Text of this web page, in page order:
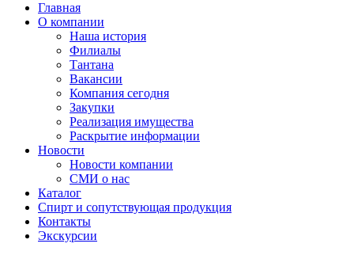
Главная
О компании
Наша история
Филиалы
Тантана
Вакансии
Компания сегодня
Закупки
Реализация имущества
Раскрытие информации
Новости
Новости компании
СМИ о нас
Каталог
Спирт и сопутствующая продукция
Контакты
Экскурсии